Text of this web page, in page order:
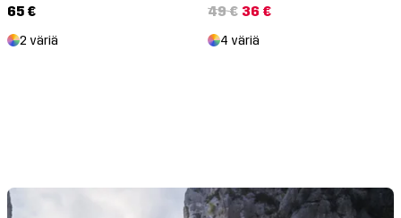
65 €
2 väriä
49 € 36 €
4 väriä